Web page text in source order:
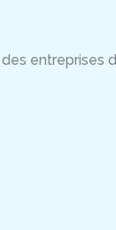
entreprises